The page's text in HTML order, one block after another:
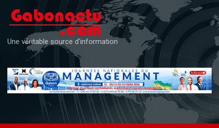
content
Une véritable source d'information